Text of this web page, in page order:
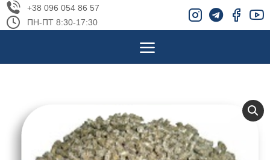
+38 096 054 86 57
ПН-ПТ 8:30-17:30